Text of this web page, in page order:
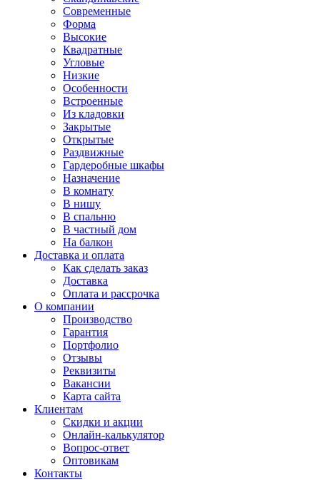
Современные
Форма
Высокие
Квадратные
Угловые
Низкие
Особенности
Встроенные
Из кладовки
Закрытые
Открытые
Раздвижные
Гардеробные шкафы
Назначение
В комнату
В нишу
В спальню
В частный дом
На балкон
Доставка и оплата
Как сделать заказ
Доставка
Оплата и рассрочка
О компании
Производство
Гарантия
Портфолио
Отзывы
Реквизиты
Вакансии
Карта сайта
Клиентам
Скидки и акции
Онлайн-калькулятор
Вопрос-ответ
Оптовикам
Контакты